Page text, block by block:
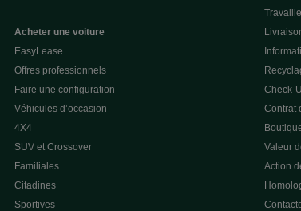
Acheter une voiture
EasyLease
Offres professionnels
Faire une configuration
Véhicules d’occasion
4X4
SUV et Crossover
Familiales
Citadines
Sportives
Check-
Contrat
Valeur
Action